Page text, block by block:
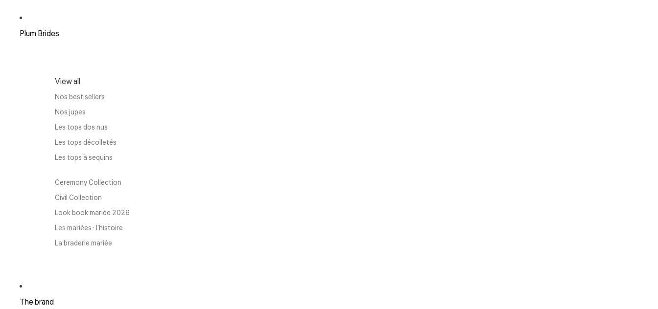
Plum Brides
View all
Nos best sellers
Nos jupes
Les tops dos nus
Les tops décolletés
Les tops à sequins
Ceremony Collection
Civil Collection
Look book mariée 2026
Les mariées : l'histoire
La braderie mariée
The brand